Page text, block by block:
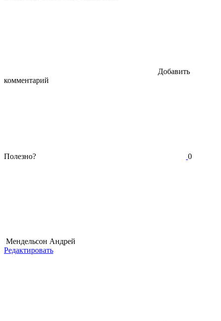
Добавить
комментарий
Полезно? 0
Мендельсон Андрей
Редактировать